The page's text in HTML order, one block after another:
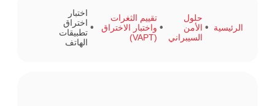
الرئيسية
حلول
الأمن
السيبراني
تقييم الثغرات
واختبار الاختراق
(VAPT)
اختبار
اختراق
تطبيقات
الهاتف